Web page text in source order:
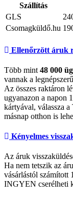
Szállítás
GLS
Csomagküldő.hu
Ellenőrzött áruk
Több mint 48 000
vannak a
Az összes raktáron
ugyanazon a napon
kártyával, válassza
másnap otthon is
Kényelmes
Az áruk
Ha nem tetszik az
vásárlástól számított
INGYEN cserélheti